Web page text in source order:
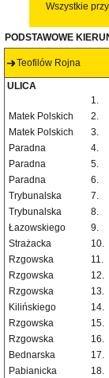
Wszystkie
PODSTAWOWE
Teofilów Rojna
ULICA
1.
Matek Polskich
2.
Matek Polskich
3.
Paradna
4.
Paradna
5.
Paradna
6.
Trybunalska
7.
Trybunalska
8.
Łazowskiego
9.
Strażacka
10.
Rzgowska
11.
Rzgowska
12.
Rzgowska
13.
Kilińskiego
14.
Rzgowska
15.
Rzgowska
16.
Bednarska
17.
Pabianicka
18.